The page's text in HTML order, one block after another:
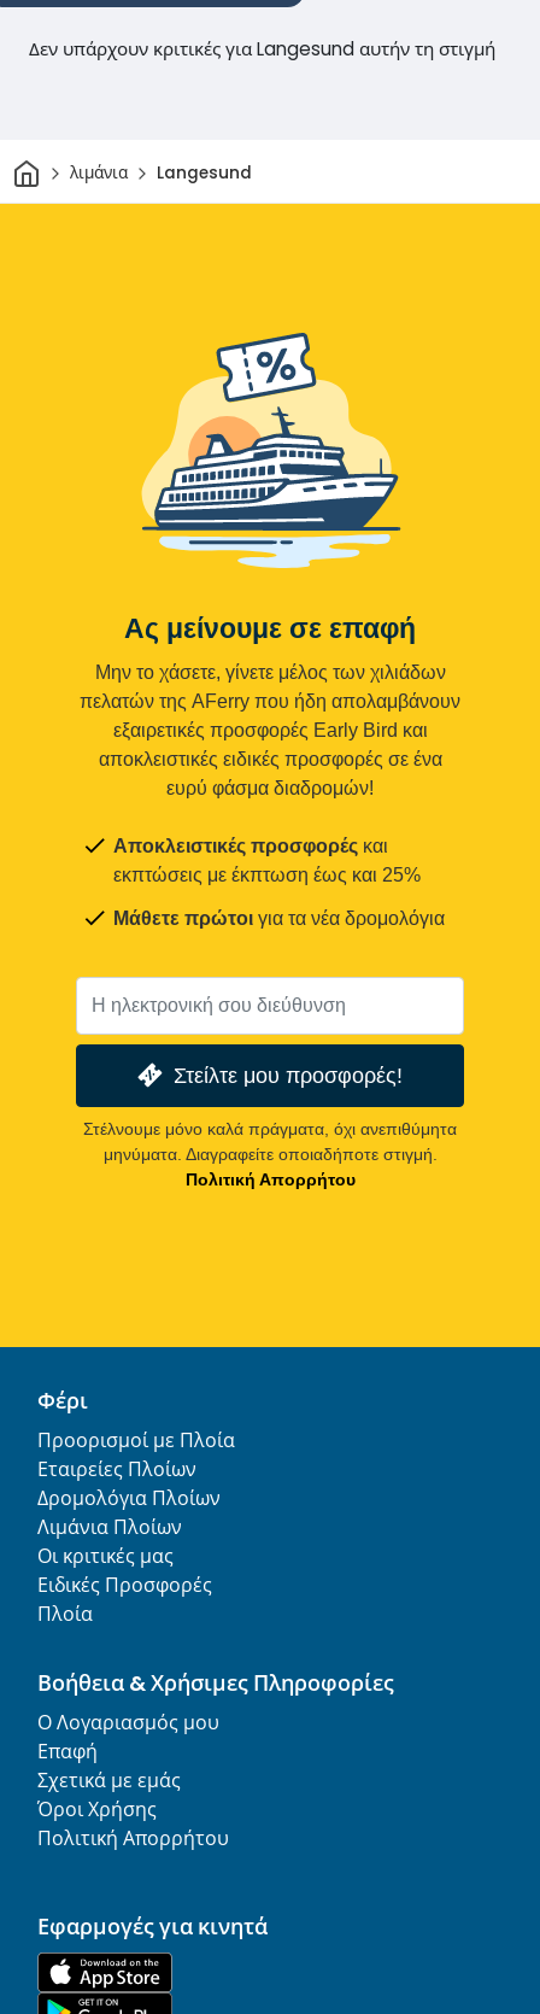
Δεν υπάρχουν κριτικές για Langesund αυτήν τη στιγμή
Σπίτιλιμάνια Langesund
Ας μείνουμε σε επαφή
Μην το χάσετε, γίνετε μέλος των χιλιάδων
πελατών της AFerry που ήδη απολαμβάνουν
εξαιρετικές προσφορές Early Bird και
αποκλειστικές ειδικές προσφορές σε ένα
ευρύ φάσμα διαδρομών!
Αποκλειστικές προσφορές και
εκπτώσεις με έκπτωση έως και 25%
Μάθετε πρώτοι για τα νέα δρομολόγια
Στείλτε μου προσφορές!
Στέλνουμε μόνο καλά πράγματα, όχι ανεπιθύμητα
μηνύματα. Διαγραφείτε οποιαδήποτε στιγμή.
Πολιτική Απορρήτου
Φέρι
Προορισμοί με Πλοία
Εταιρείες Πλοίων
Δρομολόγια Πλοίων
Λιμάνια Πλοίων
Οι κριτικές μας
Ειδικές Προσφορές
Πλοία
Βοήθεια & Χρήσιμες Πληροφορίες
Ο Λογαριασμός μου
Επαφή
Σχετικά με εμάς
Όροι Χρήσης
Πολιτική Απορρήτου
Εφαρμογές για κινητά